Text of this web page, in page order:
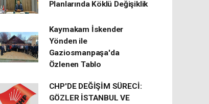
Planlarında Köklü Değişiklik
Kaymakam İskender
Yönden ile
Gaziosmanpaşa'da
Özlenen Tablo
CHP'DE DEĞİŞİM SÜRECİ:
GÖZLER İSTANBUL VE